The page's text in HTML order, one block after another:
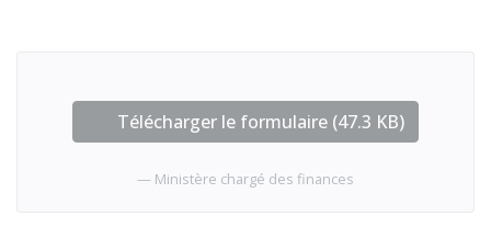
Télécharger le formulaire (47.3 KB)
Ministère chargé des finances